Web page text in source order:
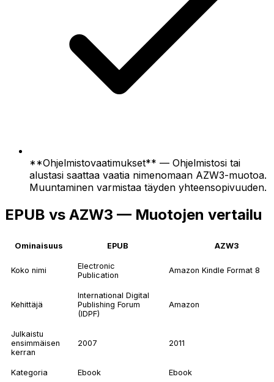
**Ohjelmistovaatimukset** — Ohjelmistosi tai
alustasi saattaa vaatia nimenomaan AZW3-muotoa.
Muuntaminen varmistaa täyden yhteensopivuuden.
EPUB vs AZW3 — Muotojen vertailu
Ominaisuus EPUB AZW3
Koko nimi
Electronic
Publication
Amazon Kindle Format 8
Kehittäjä
International Digital
Publishing Forum
(IDPF)
Amazon
Julkaistu
ensimmäisen
kerran
2007 2011
Kategoria Ebook Ebook